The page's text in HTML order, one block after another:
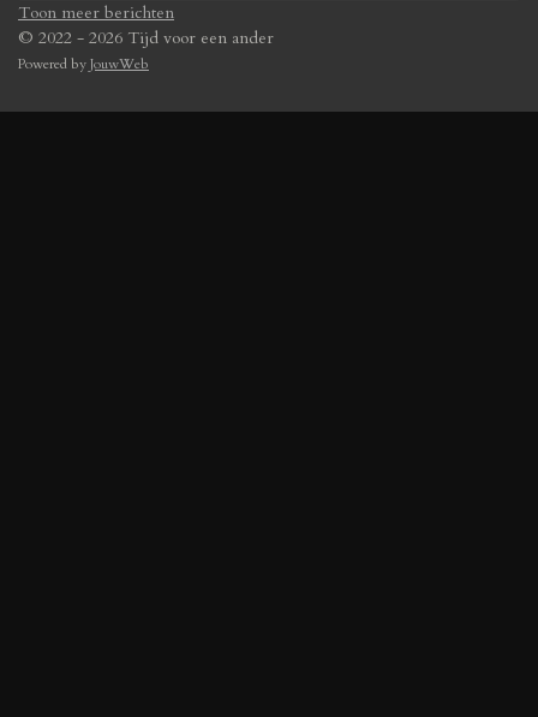
Toon meer berichten
© 2022 - 2026 Tijd voor een ander
Powered byJouwWeb